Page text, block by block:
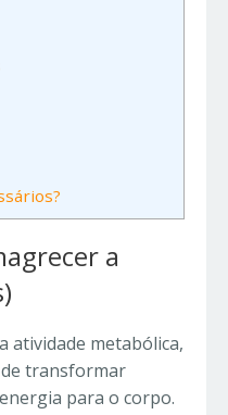
a
atividade metabólica,
transformar
para o corpo.